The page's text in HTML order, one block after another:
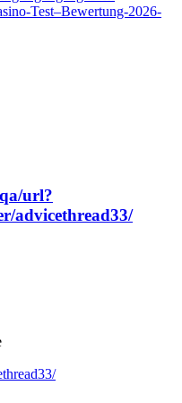
Test–Bewertung-2026-
url?
advicethread33/